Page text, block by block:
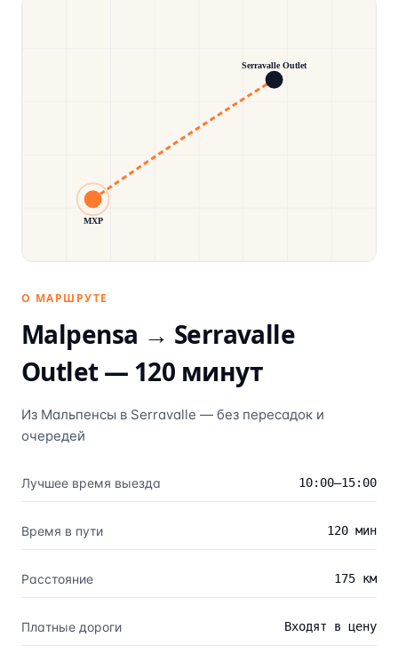
MXP
Serravalle Outlet
О МАРШРУТЕ
Malpensa → Serravalle
Outlet— 120 минут
Из Мальпенсы в Serravalle — без пересадок и
очередей
Лучшее время выезда 10:00–15:00
Время в пути 120 мин
Расстояние 175 км
Платные дороги Входят в цену